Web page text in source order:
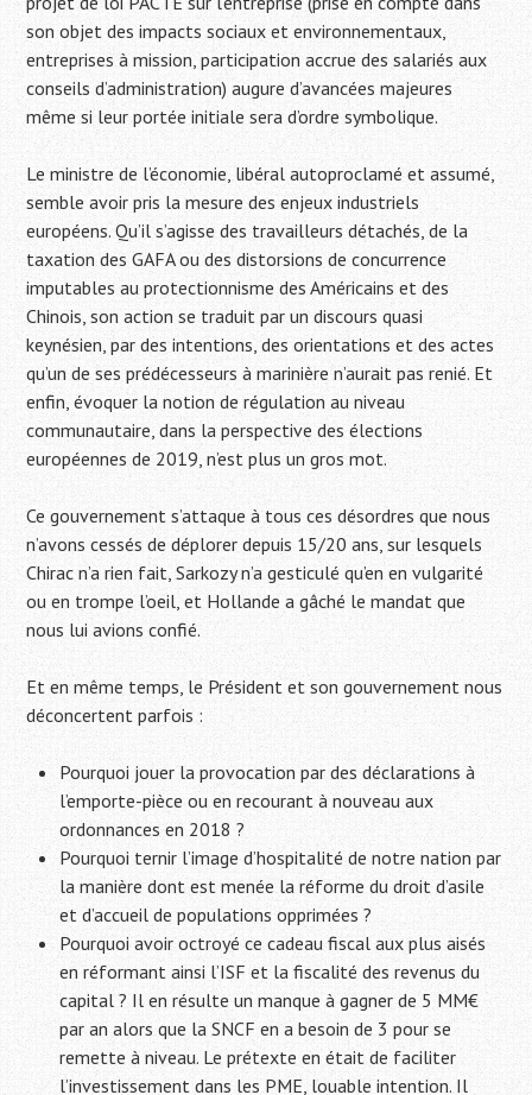
son objet des impacts sociaux et environnementaux,
entreprises à mission, participation accrue des salariés aux
conseils d’administration) augure d’avancées majeures
même si leur portée initiale sera d’ordre symbolique.
Le ministre de l’économie, libéral autoproclamé et assumé,
semble avoir pris la mesure des enjeux industriels
européens. Qu’il s’agisse des travailleurs détachés, de la
taxation des GAFA ou des distorsions de concurrence
imputables au protectionnisme des Américains et des
Chinois, son action se traduit par un discours quasi
keynésien, par des intentions, des orientations et des actes
qu’un de ses prédécesseurs à marinière n’aurait pas renié. Et
enfin, évoquer la notion de régulation au niveau
communautaire, dans la perspective des élections
européennes de 2019, n’est plus un gros mot.
Ce gouvernement s’attaque à tous ces désordres que nous
n’avons cessés de déplorer depuis 15/20 ans, sur lesquels
Chirac n’a rien fait, Sarkozy n’a gesticulé qu’en en vulgarité
ou en trompe l’oeil, et Hollande a gâché le mandat que
nous lui avions confié.
Et en même temps, le Président et son gouvernement nous
déconcertent parfois :
Pourquoi jouer la provocation par des déclarations à
l’emporte-pièce ou en recourant à nouveau aux
ordonnances en 2018 ?
Pourquoi ternir l’image d’hospitalité de notre nation par
la manière dont est menée la réforme du droit d’asile
et d’accueil de populations opprimées ?
Pourquoi avoir octroyé ce cadeau fiscal aux plus aisés
en réformant ainsi l’ISF et la fiscalité des revenus du
capital ? Il en résulte un manque à gagner de 5 MM€
par an alors que la SNCF en a besoin de 3 pour se
remette à niveau. Le prétexte en était de faciliter
l’investissement dans les PME, louable intention. Il